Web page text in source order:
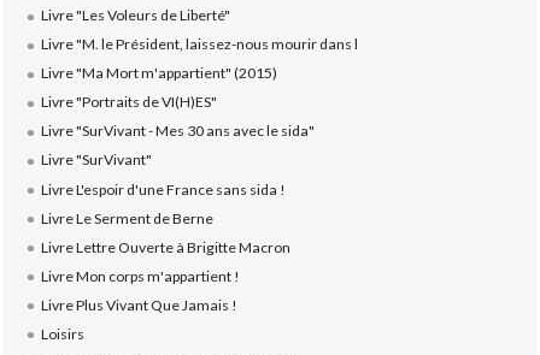
Livre "Les Voleurs de Liberté"
Livre "M. le Président, laissez-nous mourir dans l
Livre "Ma Mort m'appartient" (2015)
Livre "Portraits de VI(H)ES"
Livre "SurVivant - Mes 30 ans avec le sida"
Livre "SurVivant"
Livre L'espoir d'une France sans sida !
Livre Le Serment de Berne
Livre Lettre Ouverte à Brigitte Macron
Livre Mon corps m'appartient !
Livre Plus Vivant Que Jamais !
Loisirs